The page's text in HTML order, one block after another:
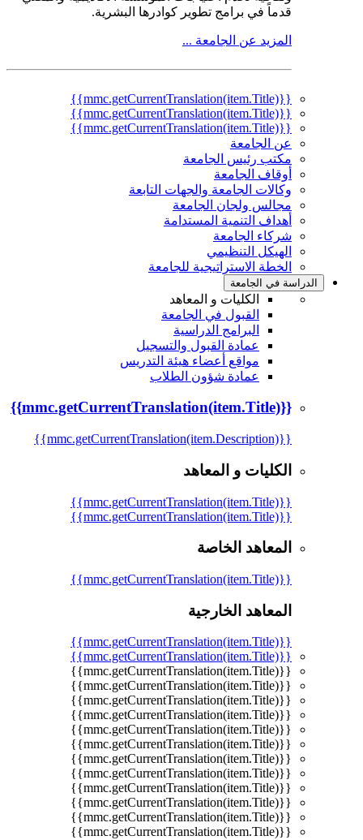
قدماً في برامج تطوير كوادرها البشرية.
المزيد عن الجامعة ...
{{mmc.getCurrentTranslation(item.Title)}}
{{mmc.getCurrentTranslation(item.Title)}}
{{mmc.getCurrentTranslation(item.Title)}}
عن الجامعة
مكتب رئيس الجامعة
أوقاف الجامعة
وكالات الجامعة والجهات التابعة
مجالس ولجان الجامعة
أهداف التنمية المستدامة
شركاء الجامعة
الهيكل التنظيمي
الخطة الاستراتيجية للجامعة
الدراسة في الجامعة
الكليات و المعاهد
القبول في الجامعة
البرامج الدراسية
عمادة القبول والتسجيل
مواقع أعضاء هيئة التدريس
عمادة شؤون الطلاب
{{mmc.getCurrentTranslation(item.Title)}}
{{mmc.getCurrentTranslation(item.Description)}}
الكليات و المعاهد
{{mmc.getCurrentTranslation(item.Title)}}
{{mmc.getCurrentTranslation(item.Title)}}
المعاهد الخاصة
{{mmc.getCurrentTranslation(item.Title)}}
المعاهد الخارجية
{{mmc.getCurrentTranslation(item.Title)}}
{{mmc.getCurrentTranslation(item.Title)}}
{{mmc.getCurrentTranslation(item.Title)}}
{{mmc.getCurrentTranslation(item.Title)}}
{{mmc.getCurrentTranslation(item.Title)}}
{{mmc.getCurrentTranslation(item.Title)}}
{{mmc.getCurrentTranslation(item.Title)}}
{{mmc.getCurrentTranslation(item.Title)}}
{{mmc.getCurrentTranslation(item.Title)}}
{{mmc.getCurrentTranslation(item.Title)}}
{{mmc.getCurrentTranslation(item.Title)}}
{{mmc.getCurrentTranslation(item.Title)}}
{{mmc.getCurrentTranslation(item.Title)}}
{{mmc.getCurrentTranslation(item.Title)}}